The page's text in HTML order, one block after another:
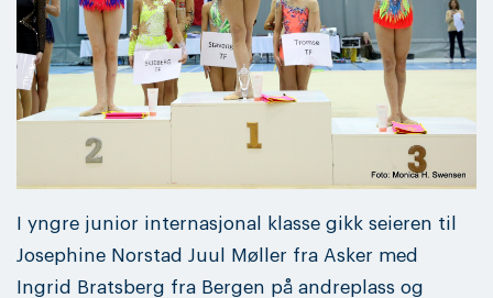
I yngre junior internasjonal klasse gikk seieren til
Josephine Norstad Juul Møller fra Asker med
Ingrid Bratsberg fra Bergen på andreplass og